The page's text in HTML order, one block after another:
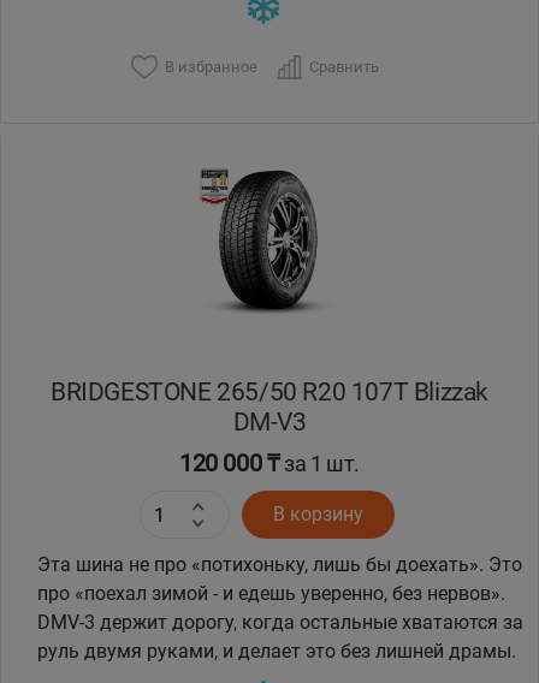
В избранное Сравнить
BRIDGESTONE 265/50 R20 107T Blizzak
DM-V3
120 000 ₸за 1 шт.
В корзину
Эта шина не про «потихоньку, лишь бы доехать». Это
про «поехал зимой - и едешь уверенно, без нервов».
DMV-3 держит дорогу, когда остальные хватаются за
руль двумя руками, и делает это без лишней драмы.